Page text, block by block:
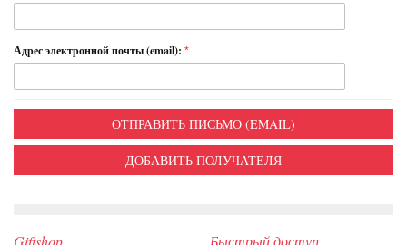
Адрес электронной почты (email):
ОТПРАВИТЬ ПИСЬМО (EMAIL)
ДОБАВИТЬ ПОЛУЧАТЕЛЯ
Giftshop Быстрый доступ